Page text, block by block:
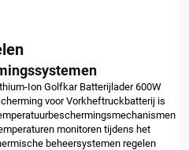
Ion Golfkar Batterijlader 600W
voor Vorkheftruckbatterij is
monitoren tijdens het
beheersystemen regelen